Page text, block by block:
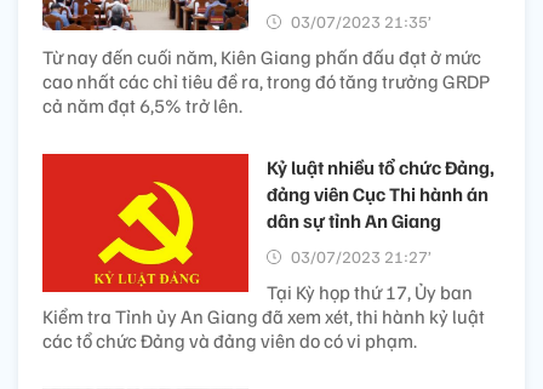
03/07/2023 21:35’
Từ nay đến cuối năm, Kiên Giang phấn đấu đạt ở mức
cao nhất các chỉ tiêu đề ra, trong đó tăng trưởng GRDP
cả năm đạt 6,5% trở lên.
Kỷ luật nhiều tổ chức Đảng,
đảng viên Cục Thi hành án
dân sự tỉnh An Giang
03/07/2023 21:27’
Tại Kỳ họp thứ 17, Ủy ban
Kiểm tra Tỉnh ủy An Giang đã xem xét, thi hành kỷ luật
các tổ chức Đảng và đảng viên do có vi phạm.